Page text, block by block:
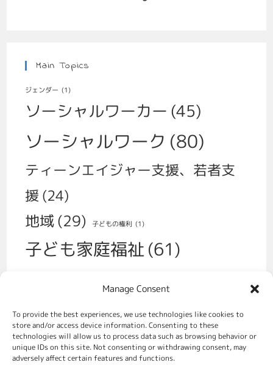
Manage Consent
To provide the best experiences, we use technologies like cookies to
store and/or access device information. Consenting to these
technologies will allow us to process data such as browsing behavior or
unique IDs on this site. Not consenting or withdrawing consent, may
adversely affect certain features and functions.
Main Topics
ジェンダー (1)
ソーシャルワーカー (45)
ソーシャルワーク (80)
ティーンエイジャー支援、若者支
援 (24)
地域(29) 子どもの権利 (1)
子ども家庭福祉 (61)
福祉政策(70) 移民 (2)
虐待対策、社会的養護 (49)